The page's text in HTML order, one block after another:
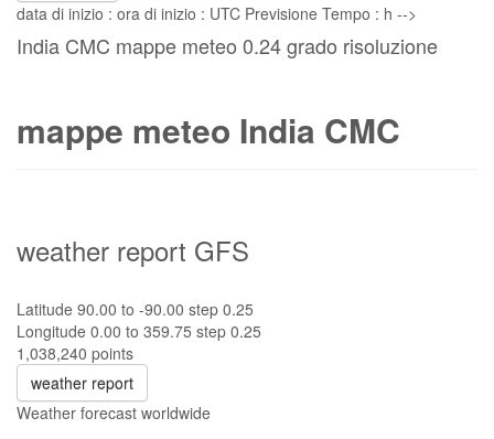
data di inizio : ora di inizio : UTC Previsione Tempo : h -->
India CMC mappe meteo 0.24 grado risoluzione
mappe meteo India CMC
weather report GFS
Latitude 90.00 to -90.00 step 0.25
Longitude 0.00 to 359.75 step 0.25
1,038,240 points
weather report
Weather forecast worldwide